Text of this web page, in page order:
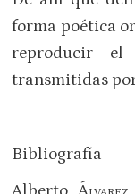
forma poética
reproducir el
transmitidas
Bibliografía